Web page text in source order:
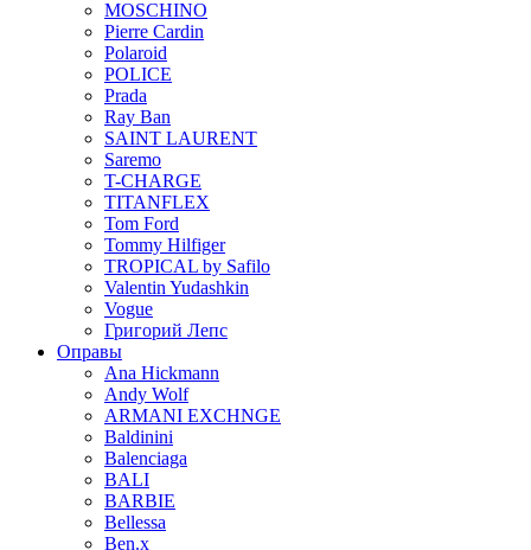
MOSCHINO
Pierre Cardin
Polaroid
POLICE
Prada
Ray Ban
SAINT LAURENT
Saremo
T-CHARGE
TITANFLEX
Tom Ford
Tommy Hilfiger
TROPICAL by Safilo
Valentin Yudashkin
Vogue
Григорий Лепс
Оправы
Ana Hickmann
Andy Wolf
ARMANI EXCHNGE
Baldinini
Balenciaga
BALI
BARBIE
Bellessa
Ben.x